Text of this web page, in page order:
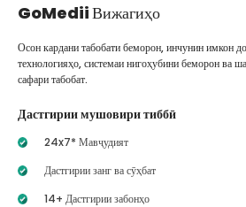
GoMediiВижагиҳо
Осон кардани табобати беморон, инчунин имкон
технологияҳо, системаи нигоҳубини беморон ва
сафари табобат.
Дастгирии мушовири тиббӣ
24x7* Мавҷудият
Дастгирии занг ва сӯҳбат
14+ Дастгирии забонҳо